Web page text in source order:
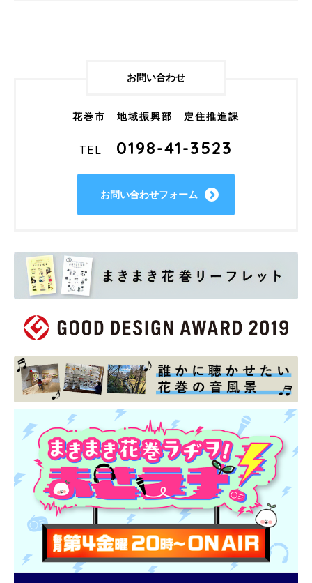
お問い合わせ
花巻市 地域振興部 定住推進課
TEL 0198-41-3523
お問い合わせフォーム